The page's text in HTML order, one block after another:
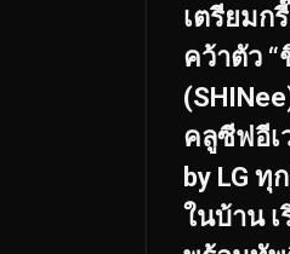
เตรียมก
คว้าตัว
คลูซีฟอีเ
by LG ทุ
ในบ้าน